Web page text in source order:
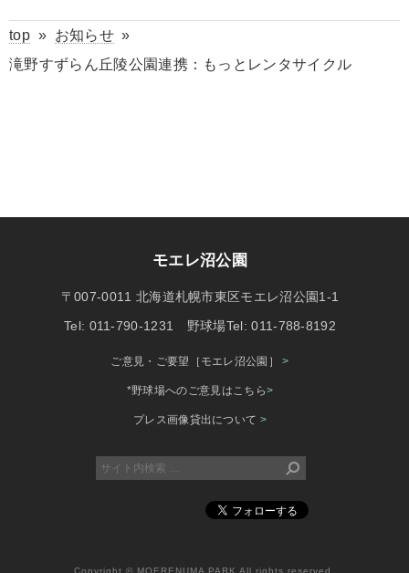
top» お知らせ»
滝野すずらん丘陵公園連携：もっとレンタサイクル
モエレ沼公園
〒007-0011 北海道札幌市東区モエレ沼公園1-1
Tel: 011-790-1231 野球場Tel: 011-788-8192
ご意見・ご要望［モエレ沼公園］>
*野球場へのご意見はこちら>
プレス画像貸出について >
Copyright © MOERENUMA PARK All rights reserved.